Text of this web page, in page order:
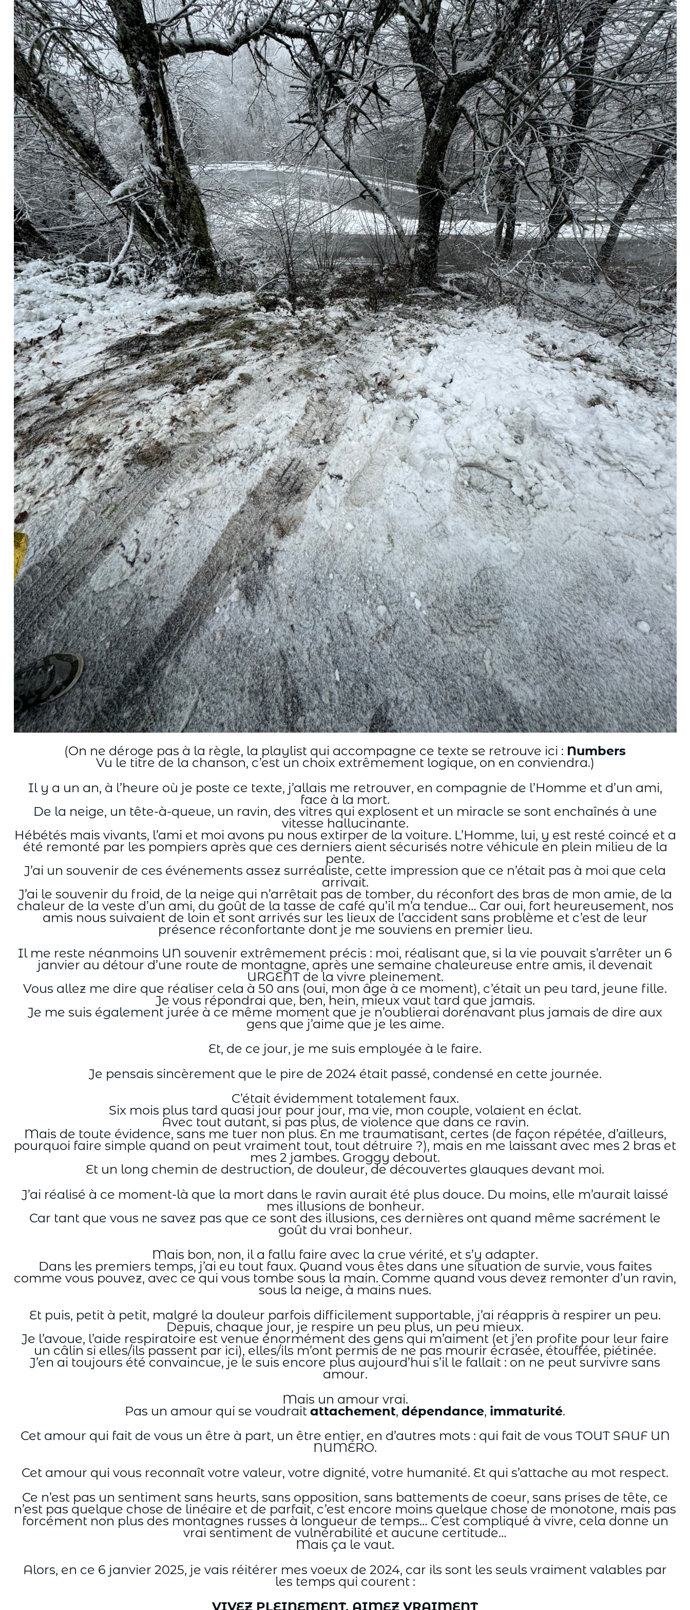
(On ne déroge pas à la règle, la playlist qui accompagne ce texte se retrouve ici : Numbers
Vu le titre de la chanson, c’est un choix extrêmement logique, on en conviendra.)
Il y a un an, à l’heure où je poste ce texte, j’allais me retrouver, en compagnie de l’Homme et d’un ami,
face à la mort.
De la neige, un tête-à-queue, un ravin, des vitres qui explosent et un miracle se sont enchaînés à une
vitesse hallucinante.
Hébétés mais vivants, l’ami et moi avons pu nous extirper de la voiture. L’Homme, lui, y est resté coincé et a
été remonté par les pompiers après que ces derniers aient sécurisés notre véhicule en plein milieu de la
pente.
J’ai un souvenir de ces événements assez surréaliste, cette impression que ce n’était pas à moi que cela
arrivait.
J’ai le souvenir du froid, de la neige qui n’arrêtait pas de tomber, du réconfort des bras de mon amie, de la
chaleur de la veste d’un ami, du goût de la tasse de café qu’il m’a tendue… Car oui, fort heureusement, nos
amis nous suivaient de loin et sont arrivés sur les lieux de l’accident sans problème et c’est de leur
présence réconfortante dont je me souviens en premier lieu.
Il me reste néanmoins UN souvenir extrêmement précis : moi, réalisant que, si la vie pouvait s’arrêter un 6
janvier au détour d’une route de montagne, après une semaine chaleureuse entre amis, il devenait
URGENT de la vivre pleinement.
Vous allez me dire que réaliser cela à 50 ans (oui, mon âge à ce moment), c’était un peu tard, jeune fille.
Je vous répondrai que, ben, hein, mieux vaut tard que jamais.
Je me suis également jurée à ce même moment que je n’oublierai dorénavant plus jamais de dire aux
gens que j’aime que je les aime.
Et, de ce jour, je me suis employée à le faire.
Je pensais sincèrement que le pire de 2024 était passé, condensé en cette journée.
C’était évidemment totalement faux.
Six mois plus tard quasi jour pour jour, ma vie, mon couple, volaient en éclat.
Avec tout autant, si pas plus, de violence que dans ce ravin.
Mais de toute évidence, sans me tuer non plus. En me traumatisant, certes (de façon répétée, d’ailleurs,
pourquoi faire simple quand on peut vraiment tout, tout détruire ?), mais en me laissant avec mes 2 bras et
mes 2 jambes. Groggy debout.
Et un long chemin de destruction, de douleur, de découvertes glauques devant moi.
J’ai réalisé à ce moment-là que la mort dans le ravin aurait été plus douce. Du moins, elle m’aurait laissé
mes illusions de bonheur.
Car tant que vous ne savez pas que ce sont des illusions, ces dernières ont quand même sacrément le
goût du vrai bonheur.
Mais bon, non, il a fallu faire avec la crue vérité, et s’y adapter.
Dans les premiers temps, j’ai eu tout faux. Quand vous êtes dans une situation de survie, vous faites
comme vous pouvez, avec ce qui vous tombe sous la main. Comme quand vous devez remonter d’un ravin,
sous la neige, à mains nues.
Et puis, petit à petit, malgré la douleur parfois difficilement supportable, j’ai réappris à respirer un peu.
Depuis, chaque jour, je respire un peu plus, un peu mieux.
Je l’avoue, l’aide respiratoire est venue énormément des gens qui m’aiment (et j’en profite pour leur faire
un câlin si elles/ils passent par ici), elles/ils m’ont permis de ne pas mourir écrasée, étouffée, piétinée.
J’en ai toujours été convaincue, je le suis encore plus aujourd’hui s’il le fallait : on ne peut survivre sans
amour.
Mais un amour vrai.
Pas un amour qui se voudrait attachement, dépendance, immaturité.
Cet amour qui fait de vous un être à part, un être entier, en d’autres mots : qui fait de vous TOUT SAUF UN
NUMÉRO.
Cet amour qui vous reconnaît votre valeur, votre dignité, votre humanité. Et qui s’attache au mot respect.
Ce n’est pas un sentiment sans heurts, sans opposition, sans battements de coeur, sans prises de tête, ce
n’est pas quelque chose de linéaire et de parfait, c’est encore moins quelque chose de monotone, mais pas
forcément non plus des montagnes russes à longueur de temps… C’est compliqué à vivre, cela donne un
vrai sentiment de vulnérabilité et aucune certitude…
Mais ça le vaut.
Alors, en ce 6 janvier 2025, je vais réitérer mes voeux de 2024, car ils sont les seuls vraiment valables par
les temps qui courent :
VIVEZ PLEINEMENT, AIMEZ VRAIMENT